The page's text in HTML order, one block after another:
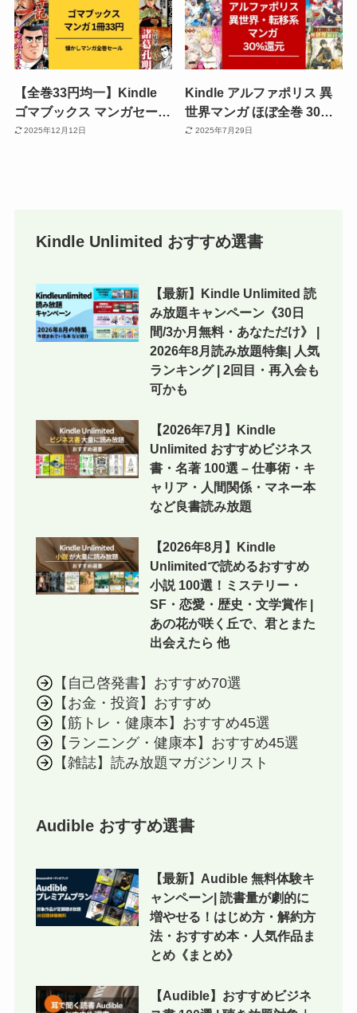
SALE》
『天』『アカギ』他 (1/1ま
で）
【全巻33円均一】Kindle
ゴマブックス マンガセー
ル 太平記/ 西郷隆盛 / 春日
2025年12月12日
Kindle アルファポリス 異
世界マンガ ほぼ全巻 30%
還元 等、4000冊以上。勘
2025年7月29日
Kindle Unlimited おすすめ選書
【最新】Kindle Unlimited 読
み放題キャンペーン《30日
間/3か月無料・あなただけ》 |
2026年8月読み放題特集| 人気
ランキング | 2回目・再入会も
可かも
【2026年7月】Kindle
Unlimited おすすめビジネス
書・名著 100選 – 仕事術・キ
ャリア・人間関係・マネー本
など良書読み放題
【2026年8月】Kindle
Unlimitedで読めるおすすめ
小説 100選！ミステリー・
SF・恋愛・歴史・文学賞作 |
あの花が咲く丘で、君とまた
出会えたら 他
【自己啓発書】おすすめ70選
【お金・投資】おすすめ
【筋トレ・健康本】おすすめ45選
【ランニング・健康本】おすすめ45選
【雑誌】読み放題マガジンリスト
Audible おすすめ選書
【最新】Audible 無料体験キ
ャンペーン| 読書量が劇的に
増やせる！はじめ方・解約方
法・おすすめ本・人気作品ま
とめ《まとめ》
【Audible】おすすめビジネ